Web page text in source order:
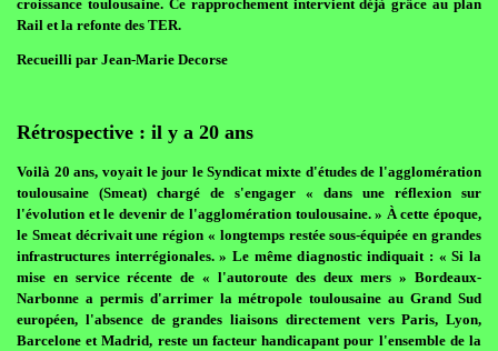
croissance toulousaine. Ce rapprochement intervient déjà grâce au plan
Rail et la refonte des TER.
Recueilli par Jean-Marie Decorse
Rétrospective : il y a 20 ans
Voilà 20 ans, voyait le jour le Syndicat mixte d'études de l'agglomération
toulousaine (Smeat) chargé de s'engager « dans une réflexion sur
l'évolution et le devenir de l'agglomération toulousaine. » À cette époque,
le Smeat décrivait une région « longtemps restée sous-équipée en grandes
infrastructures interrégionales. » Le même diagnostic indiquait : « Si la
mise en service récente de « l'autoroute des deux mers » Bordeaux-
Narbonne a permis d'arrimer la métropole toulousaine au Grand Sud
européen, l'absence de grandes liaisons directement vers Paris, Lyon,
Barcelone et Madrid, reste un facteur handicapant pour l'ensemble de la